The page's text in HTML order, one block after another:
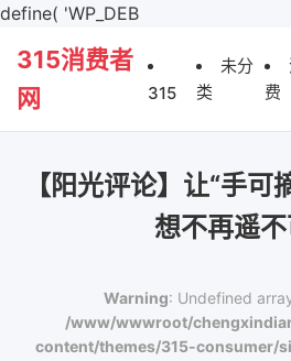
define( 'WP_DEB
315消费者
网
315
未分
类 费
【阳光评论】让“手可
想不再遥
Warning: Undefined
/www/wwwroot/
content/themes/315-consumer/